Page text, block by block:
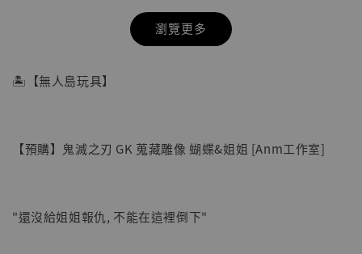
瀏覽更多
🏝【無人島玩具】
【預購】鬼滅之刃 GK 蒐藏雕像 蝴蝶&姐姐 [Anm工作室]
"還沒給姐姐報仇, 不能在這裡倒下"